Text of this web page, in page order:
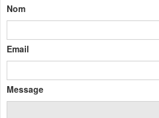
Nom
Email
Message